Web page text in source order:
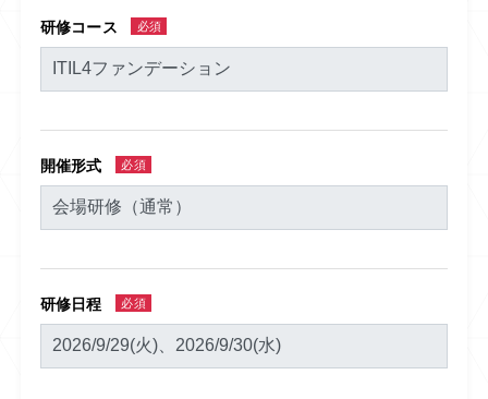
研修コース 必須
開催形式 必須
研修日程 必須